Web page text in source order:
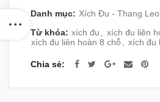
Danh mục: Xích Đu - Thang
Từ khóa: xích đu , xích đu liên
xích đu liên hoàn 8 chỗ , xích đu
Chia sẻ